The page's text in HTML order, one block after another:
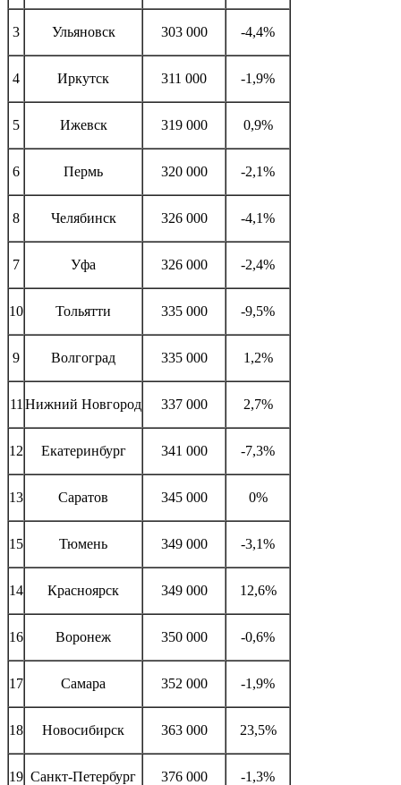
3 Ульяновск 303 000 -4,4%
4 Иркутск 311 000 -1,9%
5 Ижевск 319 000 0,9%
6 Пермь 320 000 -2,1%
8 Челябинск 326 000 -4,1%
7 Уфа 326 000 -2,4%
10 Тольятти 335 000 -9,5%
9 Волгоград 335 000 1,2%
11 Нижний Новгород 337 000 2,7%
12 Екатеринбург 341 000 -7,3%
13 Саратов 345 000 0%
15 Тюмень 349 000 -3,1%
14 Красноярск 349 000 12,6%
16 Воронеж 350 000 -0,6%
17 Самара 352 000 -1,9%
18 Новосибирск 363 000 23,5%
19 Санкт-Петербург 376 000 -1,3%